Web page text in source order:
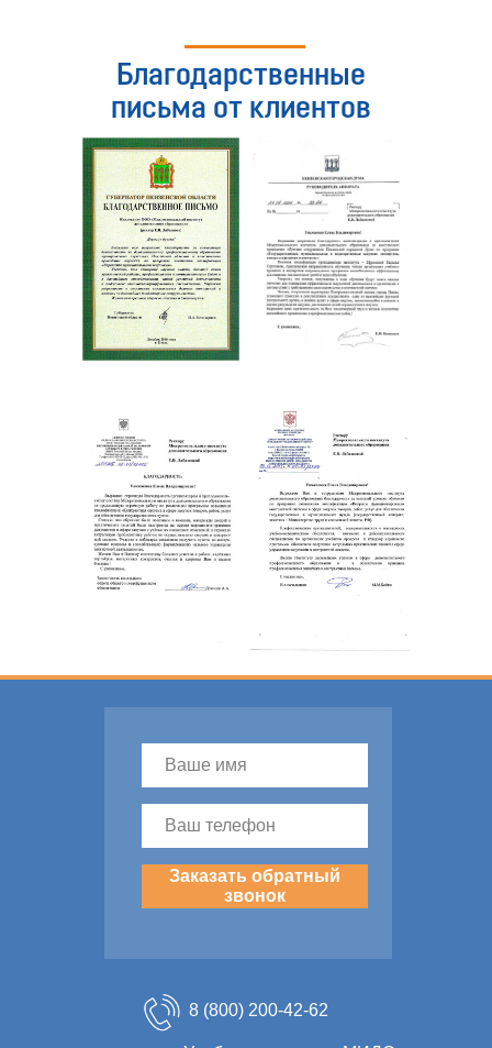
Благодарственные
письма от клиентов
8 (800) 200-42-62
Заказать обратный
звонок